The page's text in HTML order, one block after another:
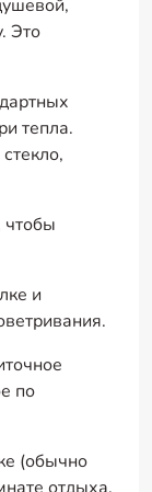
Это
тепла.
и
по
(обычно